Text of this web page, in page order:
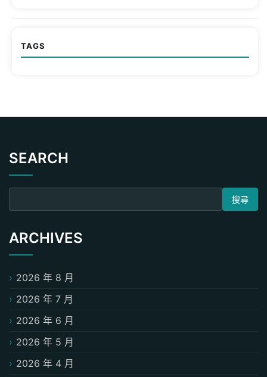
TAGS
SEARCH
搜尋關鍵字:
ARCHIVES
2026 年 8 月
2026 年 7 月
2026 年 6 月
2026 年 5 月
2026 年 4 月